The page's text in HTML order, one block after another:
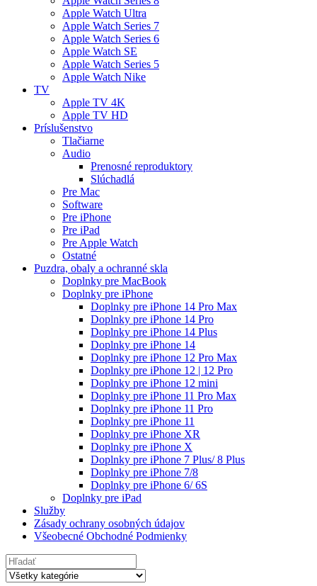
Apple Watch Ultra
Apple Watch Series 7
Apple Watch Series 6
Apple Watch SE
Apple Watch Series 5
Apple Watch Nike
TV
Apple TV 4K
Apple TV HD
Príslušenstvo
Tlačiarne
Audio
Prenosné reproduktory
Slúchadlá
Pre Mac
Software
Pre iPhone
Pre iPad
Pre Apple Watch
Ostatné
Puzdra, obaly a ochranné skla
Doplnky pre MacBook
Doplnky pre iPhone
Doplnky pre iPhone 14 Pro Max
Doplnky pre iPhone 14 Pro
Doplnky pre iPhone 14 Plus
Doplnky pre iPhone 14
Doplnky pre iPhone 12 Pro Max
Doplnky pre iPhone 12 | 12 Pro
Doplnky pre iPhone 12 mini
Doplnky pre iPhone 11 Pro Max
Doplnky pre iPhone 11 Pro
Doplnky pre iPhone 11
Doplnky pre iPhone XR
Doplnky pre iPhone X
Doplnky pre iPhone 7 Plus/ 8 Plus
Doplnky pre iPhone 7/8
Doplnky pre iPhone 6/ 6S
Doplnky pre iPad
Služby
Zásady ochrany osobných údajov
Všeobecné Obchodné Podmienky
Search
for: